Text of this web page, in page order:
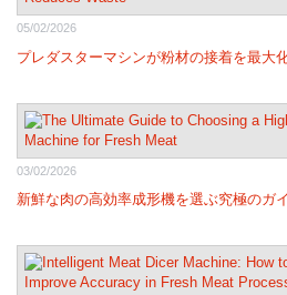
05/02/2026
プレダスターマシンが粉材の接着を最大
03/02/2026
新鮮な肉の高効率成形機を選ぶ究極のガ